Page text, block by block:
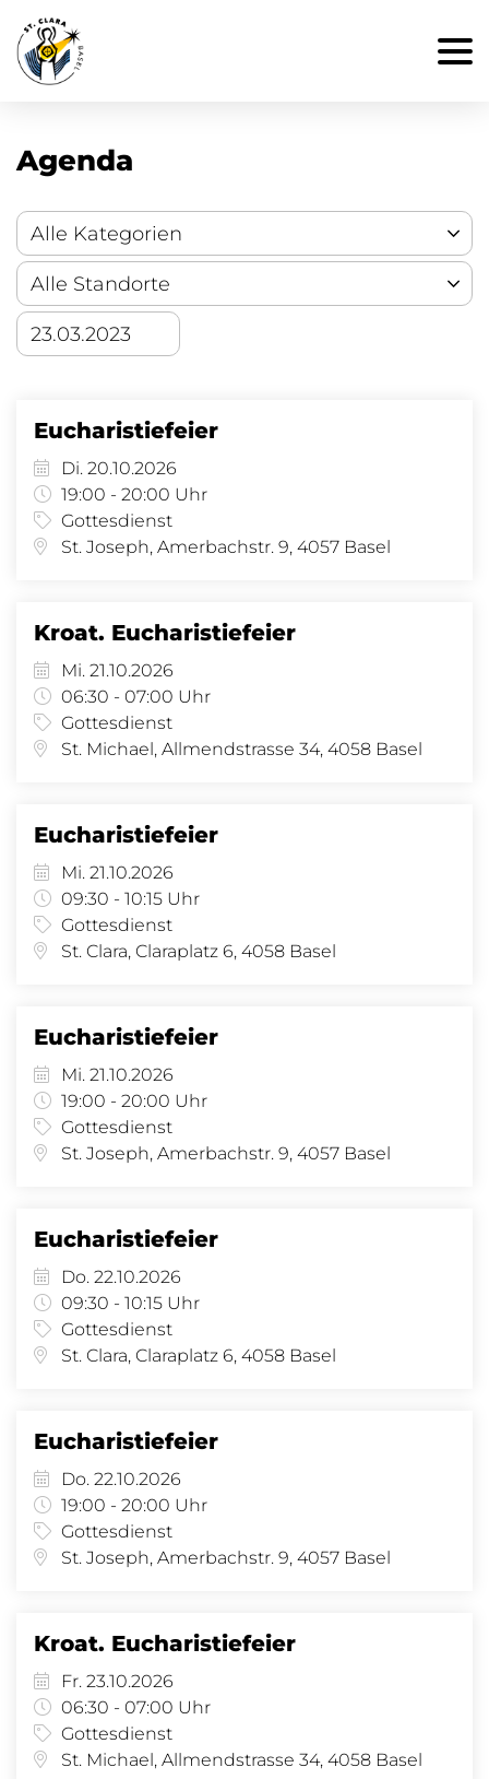
Agenda
Eucharistiefeier
Di. 20.10.2026
19:00 - 20:00 Uhr
Gottesdienst
St. Joseph, Amerbachstr. 9, 4057 Basel
Kroat. Eucharistiefeier
Mi. 21.10.2026
06:30 - 07:00 Uhr
Gottesdienst
St. Michael, Allmendstrasse 34, 4058 Basel
Eucharistiefeier
Mi. 21.10.2026
09:30 - 10:15 Uhr
Gottesdienst
St. Clara, Claraplatz 6, 4058 Basel
Eucharistiefeier
Mi. 21.10.2026
19:00 - 20:00 Uhr
Gottesdienst
St. Joseph, Amerbachstr. 9, 4057 Basel
Eucharistiefeier
Do. 22.10.2026
09:30 - 10:15 Uhr
Gottesdienst
St. Clara, Claraplatz 6, 4058 Basel
Eucharistiefeier
Do. 22.10.2026
19:00 - 20:00 Uhr
Gottesdienst
St. Joseph, Amerbachstr. 9, 4057 Basel
Kroat. Eucharistiefeier
Fr. 23.10.2026
06:30 - 07:00 Uhr
Gottesdienst
St. Michael, Allmendstrasse 34, 4058 Basel